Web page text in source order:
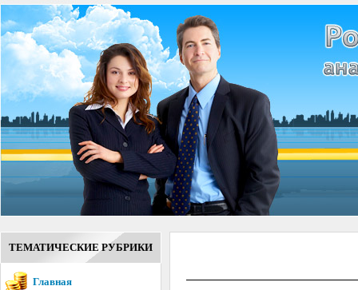
ТЕМАТИЧЕСКИЕ РУБРИКИ
Главная